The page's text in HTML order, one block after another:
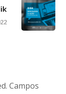
Campos